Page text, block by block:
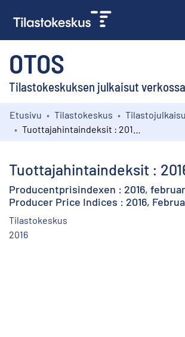
OTOS
Tilastokeskuksen julkaisut verkossa
Kokoelmat
Etusivu Tilastokeskus
Tuottajahintaindeksit :
Producentprisindexen : 2016,
Producer Price Indices : 2016,
Tilastokeskus
2016